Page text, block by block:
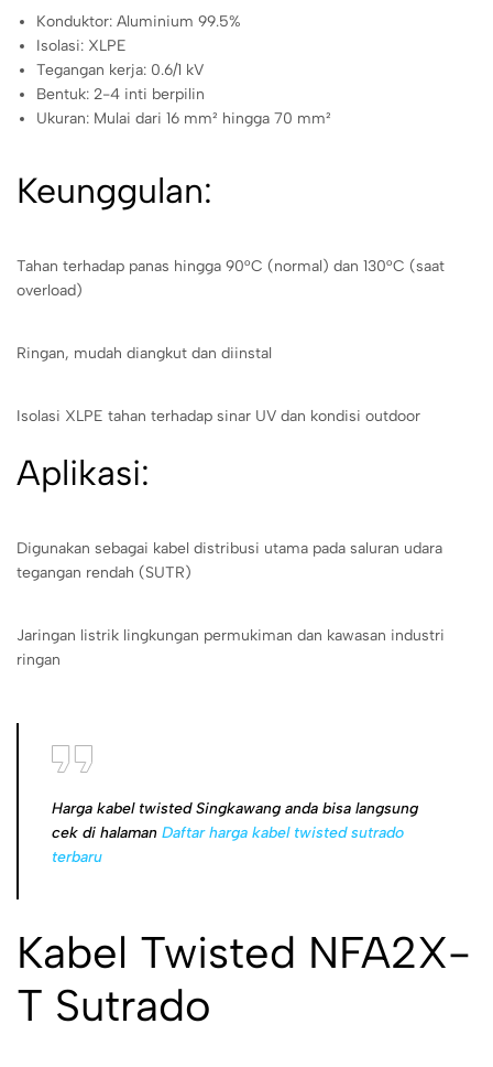
Konduktor: Aluminium 99.5%
Isolasi: XLPE
Tegangan kerja: 0.6/1 kV
Bentuk: 2-4 inti berpilin
Ukuran: Mulai dari 16 mm² hingga 70 mm²
Keunggulan:
Tahan terhadap panas hingga 90°C (normal) dan 130°C (saat
overload)
Ringan, mudah diangkut dan diinstal
Isolasi XLPE tahan terhadap sinar UV dan kondisi outdoor
Aplikasi:
Digunakan sebagai kabel distribusi utama pada saluran udara
tegangan rendah (SUTR)
Jaringan listrik lingkungan permukiman dan kawasan industri
ringan
Harga kabel twisted Singkawang anda bisa langsung
cek di halaman Daftar harga kabel twisted sutrado
terbaru
Kabel Twisted NFA2X-
T Sutrado